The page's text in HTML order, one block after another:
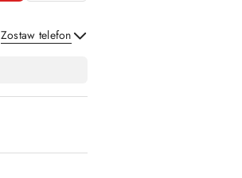
Zostaw telefon